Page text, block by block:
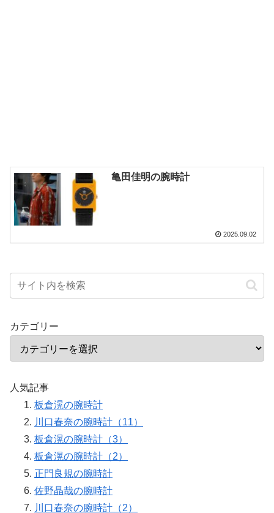
亀田佳明の腕時計
2025.09.02
カテゴリー
人気記事
板倉滉の腕時計
川口春奈の腕時計（11）
板倉滉の腕時計（3）
板倉滉の腕時計（2）
正門良規の腕時計
佐野晶哉の腕時計
川口春奈の腕時計（2）